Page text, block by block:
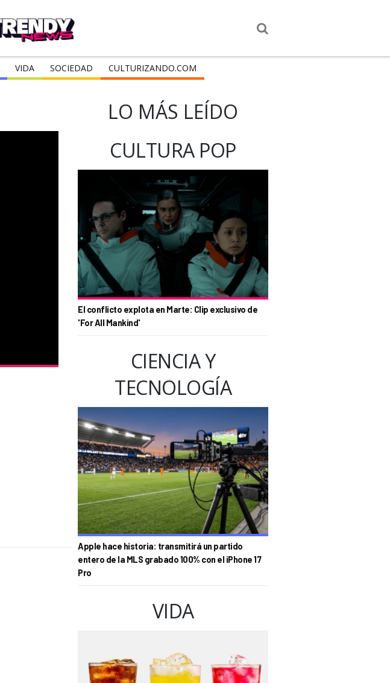
VIDA SOCIEDAD CULTURIZANDO.COM
LO MÁS LEÍDO
CULTURA POP
El conflicto explota en Marte: Clip exclusivo de
'For All Mankind'
CIENCIA Y
TECNOLOGÍA
Apple hace historia: transmitirá un partido
entero de la MLS grabado 100% con el iPhone 17
Pro
VIDA